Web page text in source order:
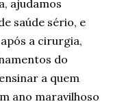
ajudamos
saúde sério, e
a cirurgia,
do
a quem
ano maravilhoso